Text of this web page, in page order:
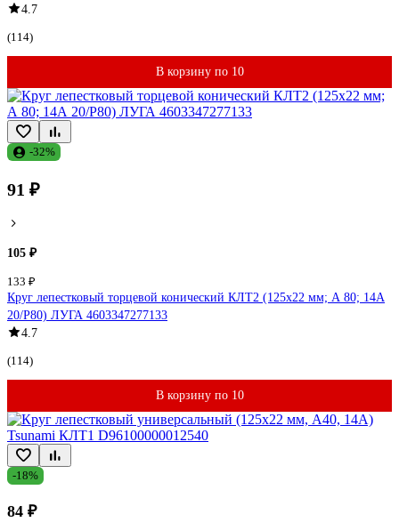
4.7
(114)
В корзину по 10
-32%
91 ₽
105 ₽
133 ₽
Круг лепестковый торцевой конический КЛТ2 (125х22 мм; А 80; 14А
20/Р80) ЛУГА 4603347277133
4.7
(114)
В корзину по 10
-18%
84 ₽